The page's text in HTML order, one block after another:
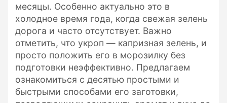
месяцы. Особенно актуально это в
холодное время года, когда свежая зелень
дорога и часто отсутствует. Важно
отметить, что укроп — капризная зелень, и
просто положить его в морозилку без
подготовки неэффективно. Предлагаем
ознакомиться с десятью простыми и
быстрыми способами его заготовки,